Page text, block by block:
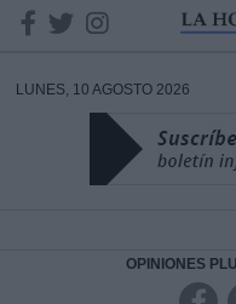
LUNES, 10 AGOSTO 2026
OPINIONES
DATOS
Responsable: